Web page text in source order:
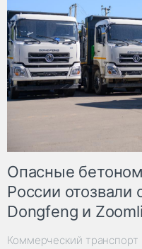
Опасные
России отозвали
Dongfeng и
Коммерческий транспорт